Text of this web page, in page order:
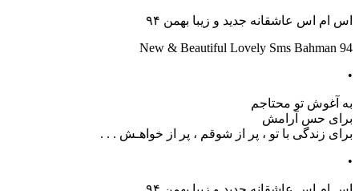
اس ام اس عاشقانه جدید و زیبا بهمن ۹۴
New & Beautiful Lovely Sms Bahman 94
•
به آغوش تو محتاجم
برای حس آرامش
برای زندگی با تو ، پر از شوقم ، پر از خواهـش . . .
•